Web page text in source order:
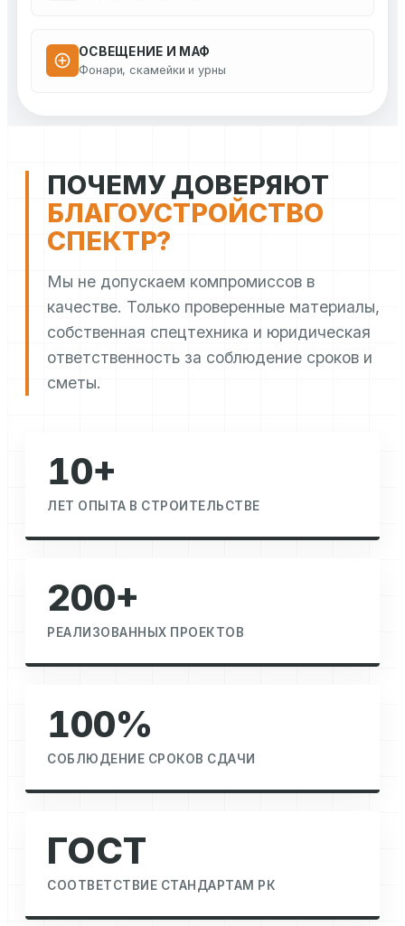
ОСВЕЩЕНИЕ И МАФ
Фонари, скамейки и урны
ПОЧЕМУ ДОВЕРЯЮТ
БЛАГОУСТРОЙСТВО
СПЕКТР?
Мы не допускаем компромиссов в
качестве. Только проверенные материалы,
собственная спецтехника и юридическая
ответственность за соблюдение сроков и
сметы.
10+
ЛЕТ ОПЫТА В СТРОИТЕЛЬСТВЕ
200+
РЕАЛИЗОВАННЫХ ПРОЕКТОВ
100%
СОБЛЮДЕНИЕ СРОКОВ СДАЧИ
ГОСТ
СООТВЕТСТВИЕ СТАНДАРТАМ РК